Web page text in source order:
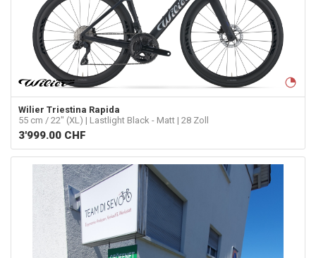
Wilier Triestina Rapida
55 cm / 22" (XL) | Lastlight Black - Matt | 28 Zoll
3'999.00 CHF